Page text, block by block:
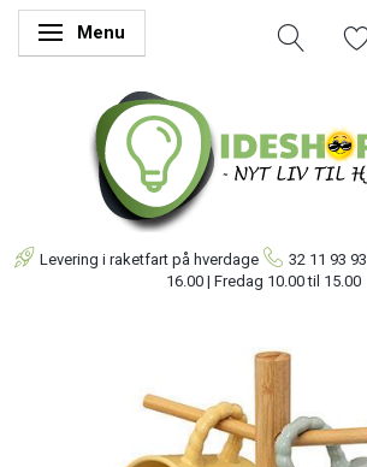
Skifte navigation
Menu
Levering i raketfart på hverdage 32 11 93 93
16.00 | Fredag 10.00 til 15.00